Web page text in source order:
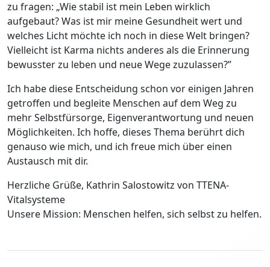
zu fragen: „Wie stabil ist mein Leben wirklich
aufgebaut? Was ist mir meine Gesundheit wert und
welches Licht möchte ich noch in diese Welt bringen?
Vielleicht ist Karma nichts anderes als die Erinnerung
bewusster zu leben und neue Wege zuzulassen?”
Ich habe diese Entscheidung schon vor einigen Jahren
getroffen und begleite Menschen auf dem Weg zu
mehr Selbstfürsorge, Eigenverantwortung und neuen
Möglichkeiten. Ich hoffe, dieses Thema berührt dich
genauso wie mich, und ich freue mich über einen
Austausch mit dir.
Herzliche Grüße, Kathrin Salostowitz von TTENA-
Vitalsysteme
Unsere Mission: Menschen helfen, sich selbst zu helfen.